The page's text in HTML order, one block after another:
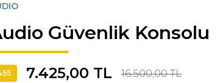
Güvenlik Konsolu
7.425,00 TL 16.500,00 TL